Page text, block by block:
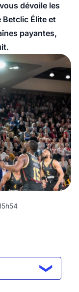
dévoile les
Élite et
payantes,